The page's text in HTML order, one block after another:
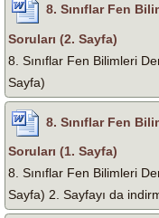
8. Sınıflar Fen
Soruları (2. Sayfa)
8. Sınıflar Fen Bilimleri
Sayfa)
8. Sınıflar Fen
Soruları (1. Sayfa)
8. Sınıflar Fen Bilimleri
Sayfa) 2. Sayfayı da